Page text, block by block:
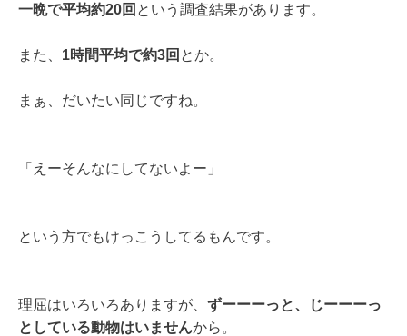
一晩で平均約20回 という調査結果があります。
また、 1時間平均で約3回 とか。
まぁ、だいたい同じですね。
「えーそんなにしてないよー」
という方でもけっこうしてるもんです。
理屈はいろいろありますが、 ずーーーっと、じーーーっ
としている動物はいませんから。